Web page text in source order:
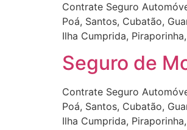
Contrate Seguro
Poá, Santos, Cubatão,
Ilha Cumprida,
Seguro de
Contrate Seguro
Poá, Santos, Cubatão,
Ilha Cumprida,